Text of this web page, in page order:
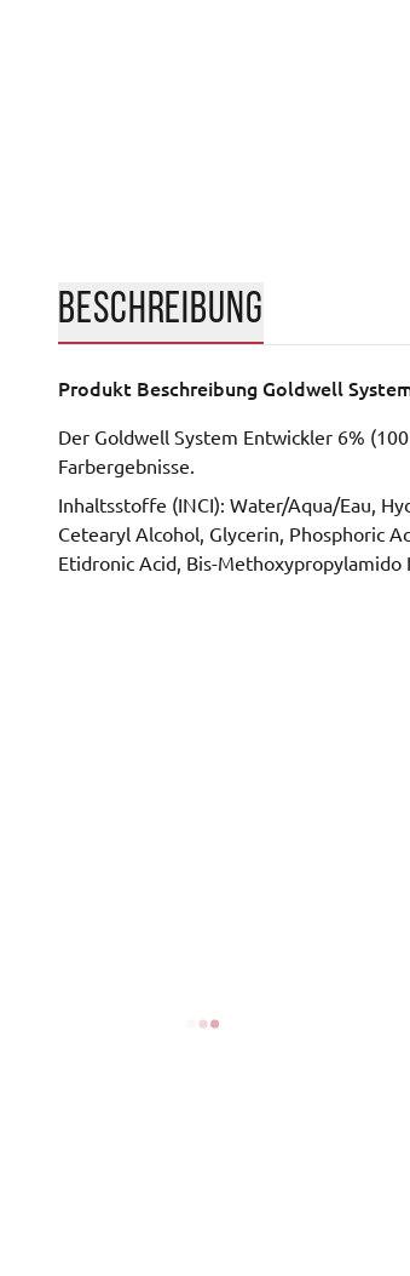
BESCHREIBUNG
Produkt Beschreibung Goldwell
Der Goldwell System Entwickler 6%
Farbergebnisse.
Inhaltsstoffe (INCI): Water/Aqua/Eau,
Cetearyl Alcohol, Glycerin, Phosphoric
Etidronic Acid, Bis-Methoxypropylamido